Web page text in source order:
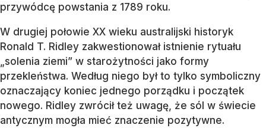
przywódcę powstania z 1789 roku.
W drugiej połowie XX wieku australijski historyk
Ronald T. Ridley zakwestionował istnienie rytuału
„solenia ziemi” w starożytności jako formy
przekleństwa. Według niego był to tylko symboliczny
oznaczający koniec jednego porządku i początek
nowego. Ridley zwrócił też uwagę, że sól w świecie
antycznym mogła mieć znaczenie pozytywne.